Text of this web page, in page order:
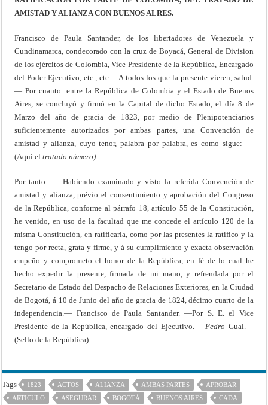
AMISTAD Y ALIANZA CON BUENOS ALRES.
Francisco de Paula Santander, de los libertadores de Venezuela y
Cundinamarca, condecorado con la cruz de Boyacá, General de Division
de los ejércitos de Colombia, Vice-Presidente de la República, Encargado
del Poder Ejecutivo, etc., etc.—A todos los que la presente vieren, salud.
— Por cuanto: entre la República de Colombia y el Estado de Buenos
Aires, se concluyó y firmó en la Capital de dicho Estado, el día 8 de
Marzo del año de gracia de 1823, por medio de Plenipotenciarios
suficiente­mente autorizados por ambas partes, una Convención de
amistad y alianza, cuyo tenor, palabra por palabra, es como sigue: —
(Aquí eltratado número).
Por tanto: — Habiendo examinado y visto la referida Convención de
amistad y alianza, prévio el consentimien­to y aprobación del Congreso
de la República, conforme al párrafo 18, artículo 55 de la Constitución,
he venido, en uso de la facultad que me concede el artículo 120 de la
misma Constitución, en ratificarla, como por las pre­sentes la ratifico y la
tengo por recta, grata y firme, y á su cumplimiento y exacta observación
empeño y compro­meto el honor de la República, en fé de lo cual he
hecho expedir la presente, firmada de mi mano, y refrendada por el
Secretario de Estado del Despacho de Relaciones Exteriores, en la Ciudad
de Bogotá, á 10 de Junio del año de gracia de 1824, décimo cuarto de la
independencia.— Francisco de Paula Santander. —Por S. E. el Vice
Presidente de la República, encargado del Ejecutivo.— Pedro Gual.—
(Sello de la República).
Tags 1823 ACTOS ALIANZA AMBAS PARTES
APROBAR
ARTICULO
ASEGURAR BOGOTÁ BUENOS AIRES
CADA